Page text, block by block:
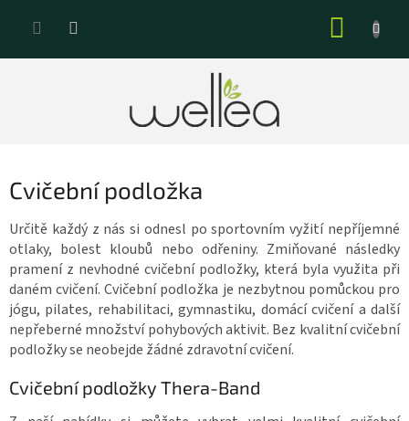
Cvičební podložka
Určitě každý z nás si odnesl po sportovním vyžití nepříjemné
otlaky, bolest kloubů nebo odřeniny. Zmiňované následky
pramení z nevhodné cvičební podložky, která byla využita při
daném cvičení. Cvičební podložka je nezbytnou pomůckou pro
jógu, pilates, rehabilitaci, gymnastiku, domácí cvičení a další
nepřeberné množství pohybových aktivit. Bez kvalitní cvičební
podložky se neobejde žádné zdravotní cvičení.
Cvičební podložky Thera-Band